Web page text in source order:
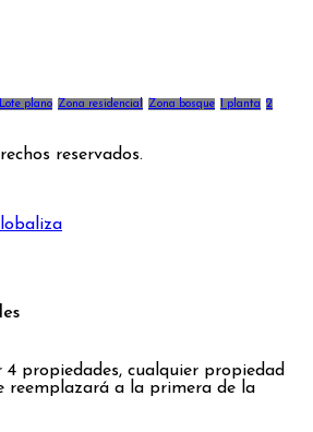
Lote plano Zona residencial Zona bosque 1 planta 2
reservados.
4 propiedades, cualquier propiedad
reemplazará a la primera de la